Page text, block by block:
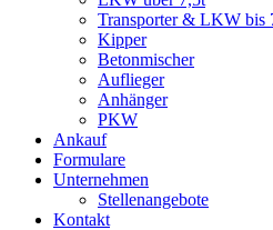
Transporter & LKW bis
Kipper
Betonmischer
Auflieger
Anhänger
PKW
Ankauf
Formulare
Unternehmen
Stellenangebote
Kontakt